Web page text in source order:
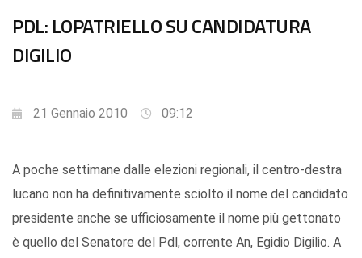
PDL: LOPATRIELLO SU CANDIDATURA
DIGILIO
21 Gennaio 2010 09:12
A poche settimane dalle elezioni regionali, il centro-destra
lucano non ha definitivamente sciolto il nome del candidato
presidente anche se ufficiosamente il nome più gettonato
è quello del Senatore del Pdl, corrente An, Egidio Digilio. A